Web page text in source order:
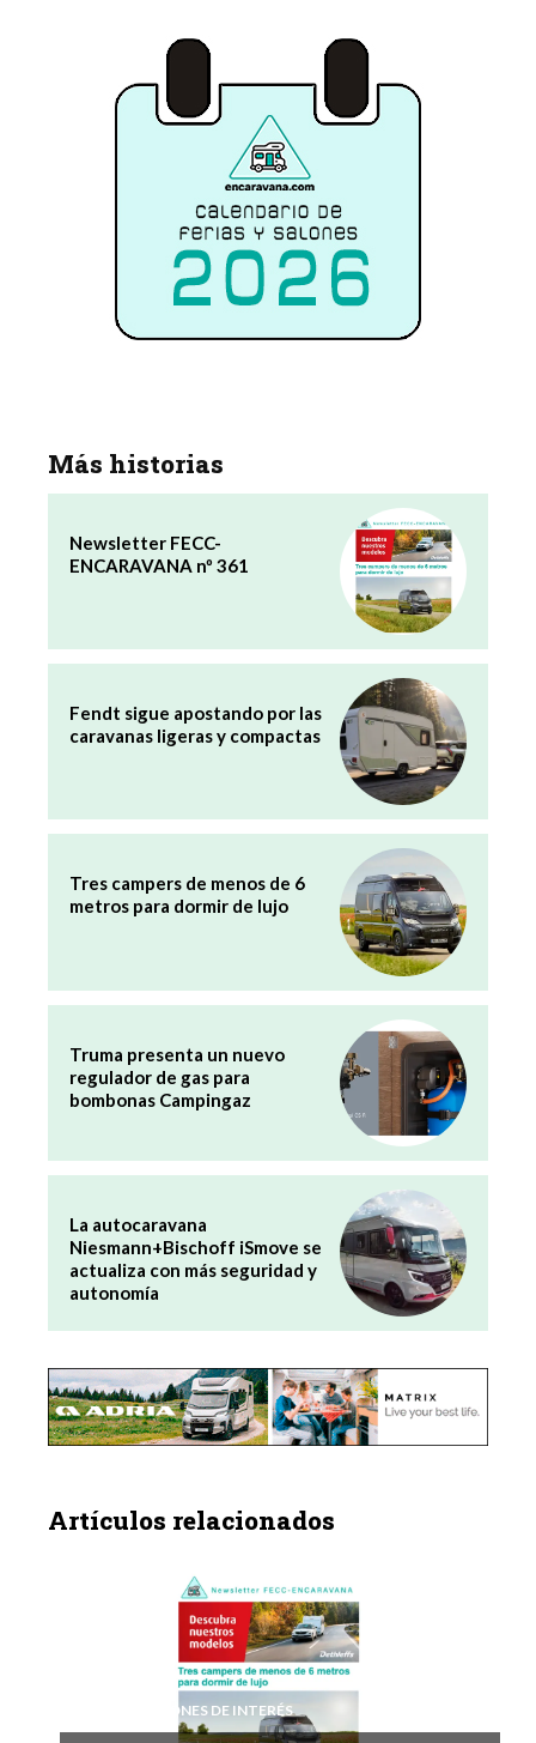
Más historias
Newsletter FECC-
ENCARAVANA nº 361
Fendt sigue apostando por las
caravanas ligeras y compactas
Tres campers de menos de 6
metros para dormir de lujo
Truma presenta un nuevo
regulador de gas para
bombonas Campingaz
La autocaravana
Niesmann+Bischoff iSmove se
actualiza con más seguridad y
autonomía
Artículos relacionados
INFORMACIONES DE INTERÉS